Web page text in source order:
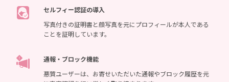
セルフィー認証の導入
写真付きの証明書と顔写真を元にプロフィールが本人である
ことを証明しています。
通報・ブロック機能
悪質ユーザーは、お寄せいただいた通報やブロック履歴を元